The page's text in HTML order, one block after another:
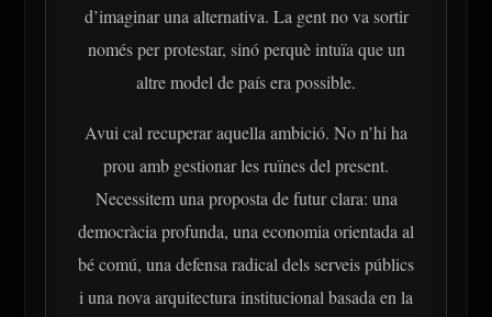
d’imaginar una alternativa. La gent no va sortir
només per protestar, sinó perquè intuïa que un
altre model de país era possible.
Avui cal recuperar aquella ambició. No n’hi ha
prou amb gestionar les ruïnes del present.
Necessitem una proposta de futur clara: una
democràcia profunda, una economia orientada al
bé comú, una defensa radical dels serveis públics
i una nova arquitectura institucional basada en la